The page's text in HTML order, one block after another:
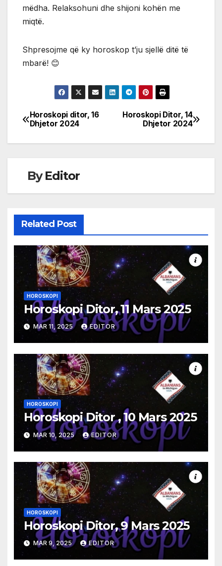
mëdha. Relaksohuni dhe shijoni kohën me
miqtë.
Shpresojme që ky horoskop t’ju sjellë ditë të
mbarë! 😊
Post
navigation
Horoskopi Ditor, 14
Dhjetor 2024
Horoskopi ditor, 16
Dhjetor 2024
ByEditor
Related Post
HOROSKOPI
Horoskopi Ditor, 11 Mars 2025
MAR 11, 2025 EDITOR
HOROSKOPI
Horoskopi Ditor , 10 Mars 2025
MAR 10, 2025 EDITOR
HOROSKOPI
Horoskopi Ditor, 9 Mars 2025
MAR 9, 2025 EDITOR